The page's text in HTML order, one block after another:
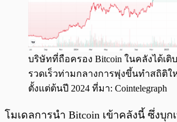
บริษัทที่ถือครอง Bitcoin ในคลังได้เติ
รวดเร็วท่ามกลางการพุ่งขึ้นทำสถิติใ
ตั้งแต่ต้นปี 2024 ที่มา: Cointelegraph
โมเดลการนำ Bitcoin เข้าคลังนี้ ซึ่งบุก